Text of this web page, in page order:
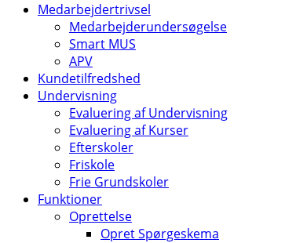
Medarbejdertrivsel
Medarbejderundersøgelse
Smart MUS
APV
Kundetilfredshed
Undervisning
Evaluering af Undervisning
Evaluering af Kurser
Efterskoler
Friskole
Frie Grundskoler
Funktioner
Oprettelse
Opret Spørgeskema